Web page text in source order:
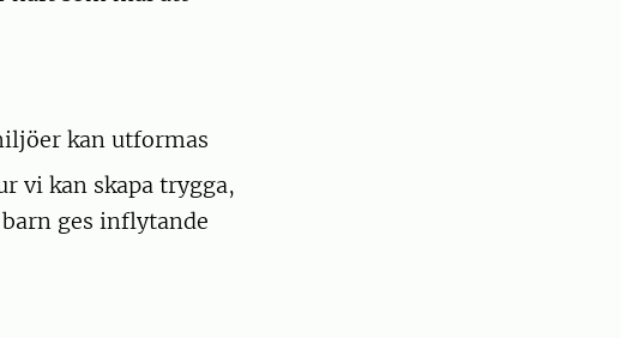
kan utformas
vi kan skapa trygga,
ges inflytande